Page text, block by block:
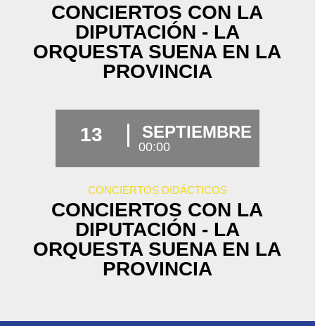
CONCIERTOS CON LA
DIPUTACIÓN - LA
ORQUESTA SUENA EN LA
PROVINCIA
13 SEPTIEMBRE
00:00
CONCIERTOS DIDÁCTICOS
CONCIERTOS CON LA
DIPUTACIÓN - LA
ORQUESTA SUENA EN LA
PROVINCIA